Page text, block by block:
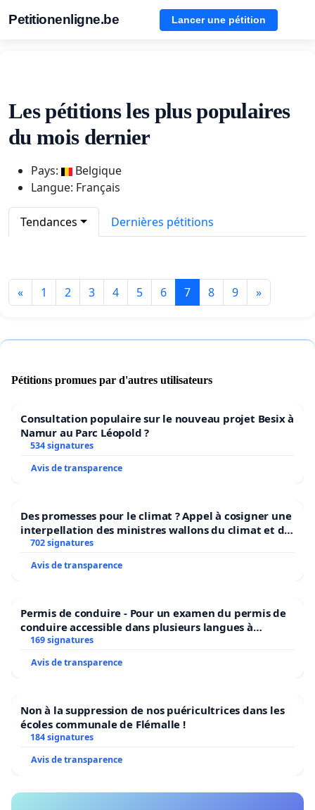
Petitionenligne.be Lancer une pétition
Les pétitions les plus populaires
du mois dernier
Pays:
Belgique
Langue: Français
Tendances Dernières pétitions
« 1 2 3 4 5 6 7 8 9 »
Pétitions promues par d'autres utilisateurs
Consultation populaire sur le nouveau projet Besix à
Namur au Parc Léopold ?
534 signatures
Avis de transparence
Des promesses pour le climat ? Appel à cosigner une
interpellation des ministres wallons du climat et de
l’environnement.
702 signatures
Avis de transparence
Permis de conduire - Pour un examen du permis de
conduire accessible dans plusieurs langues à
Bruxelles
169 signatures
Avis de transparence
Non à la suppression de nos puéricultrices dans les
écoles communale de Flémalle !
184 signatures
Avis de transparence